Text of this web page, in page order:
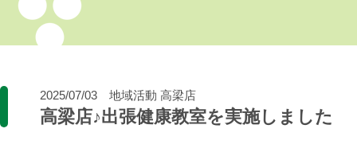
2025/07/03 地域活動 高梁店
高梁店♪出張健康教室を実施しました